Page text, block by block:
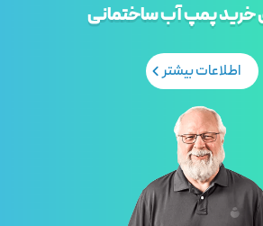
خرید پمپ آب ساختمانی
اطلاعات بیشتر